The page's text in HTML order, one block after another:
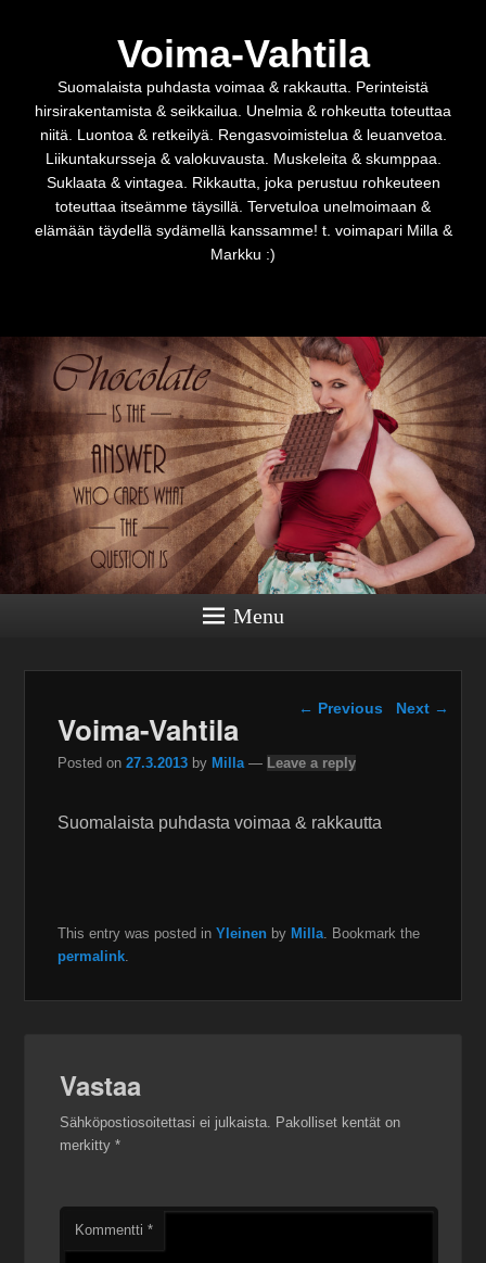
Voima-Vahtila
Suomalaista puhdasta voimaa & rakkautta. Perinteistä
hirsirakentamista & seikkailua. Unelmia & rohkeutta toteuttaa
niitä. Luontoa & retkeilyä. Rengasvoimistelua & leuanvetoa.
Liikuntakursseja & valokuvausta. Muskeleita & skumppaa.
Suklaata & vintagea. Rikkautta, joka perustuu rohkeuteen
toteuttaa itseämme täysillä. Tervetuloa unelmoimaan &
elämään täydellä sydämellä kanssamme! t. voimapari Milla &
Markku :)
Menu
Post navigation
← Previous Next →
Voima-Vahtila
Posted on27.3.2013 by Milla — Leave a reply
Suomalaista puhdasta voimaa & rakkautta
This entry was posted inYleinen by Milla . Bookmark the
permalink
Vastaa
Sähköpostiosoitettasi ei julkaista.
Pakolliset kentät on
merkitty*
Kommentti*